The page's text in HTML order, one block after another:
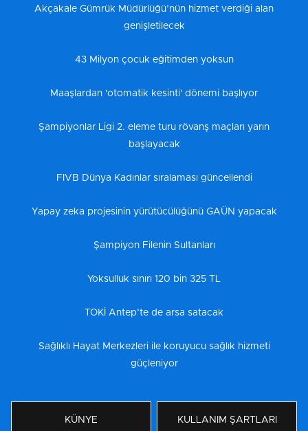
Akçakale Gümrük Müdürlüğü’nün hizmet verdiği alan
genişletilecek
43 Milyon çocuk eğitimden yoksun
Maaşlardan 'otomatik kesinti' dönemi başlıyor
Şampiyonlar Ligi 2. eleme turu rövanş maçları yarın
başlayacak
FIVB Dünya Kadınlar sıralaması güncellendi
Yapay zeka projesinin yürütücülüğünü GAÜN yapacak
Şampiyon Filenin Sultanları
Yoksulluk sınırı 120 bin 325 TL
TOKİ Antep’te de arsa satacak
Sağlıklı Hayat Merkezleri ile koruyucu sağlık hizmeti
güçleniyor
KÜNYE KULLANIM ŞARTLARI